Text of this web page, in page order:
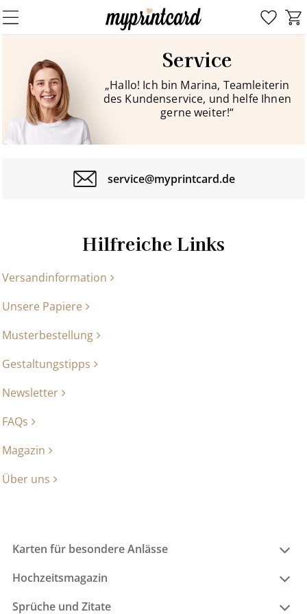
Service
„Hallo! Ich bin Marina, Teamleiterin
des Kundenservice, und helfe Ihnen
gerne weiter!“
service@myprintcard.de
Hilfreiche Links
Versandinformation
Unsere Papiere
Musterbestellung
Gestaltungstipps
Newsletter
FAQs
Magazin
Über uns
Karten für besondere Anlässe
Hochzeitsmagazin
Sprüche und Zitate